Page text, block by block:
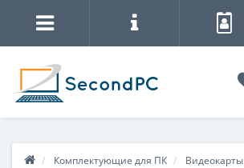
Комплектующие для ПК Видеокарты